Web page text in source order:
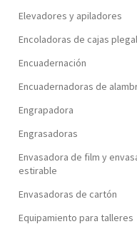
Elevadores y apiladores
Encoladoras de cajas
Encuadernación
Encuadernadoras de
Engrapadora
Engrasadoras
Envasadora de film y
estirable
Envasadoras de cartón
Equipamiento para talleres